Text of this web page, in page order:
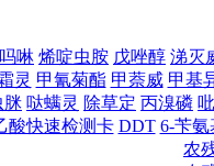
啉 烯啶虫胺 戊唑醇 涕灭
灵 甲氰菊酯 甲萘威 甲基
脒 哒螨灵 除草定 丙溴磷
酸快速检测卡 DDT 6-苄
农